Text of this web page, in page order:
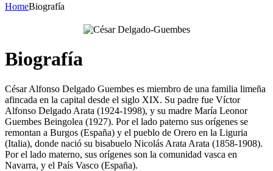
HomeBiografía
Biografía
César Alfonso Delgado Guembes es miembro de una familia limeña
afincada en la capital desde el siglo XIX. Su padre fue Víctor
Alfonso Delgado Arata (1924-1998), y su madre María Leonor
Guembes Beingolea (1927). Por el lado paterno sus orígenes se
remontan a Burgos (España) y el pueblo de Orero en la Liguria
(Italia), donde nació su bisabuelo Nicolás Arata Arata (1858-1908).
Por el lado materno, sus orígenes son la comunidad vasca en
Navarra, y el País Vasco (España).